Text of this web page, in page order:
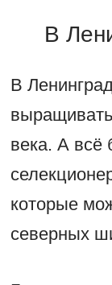
В
В
века. А всё
которые
северных